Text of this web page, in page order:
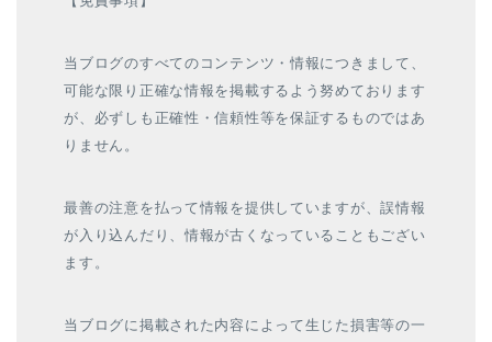
当ブログのすべてのコンテンツ・情報につきまして、
可能な限り正確な情報を掲載するよう努めております
が、必ずしも正確性・信頼性等を保証するものではあ
りません。
最善の注意を払って情報を提供していますが、誤情報
が入り込んだり、情報が古くなっていることもござい
ます。
当ブログに掲載された内容によって生じた損害等の一